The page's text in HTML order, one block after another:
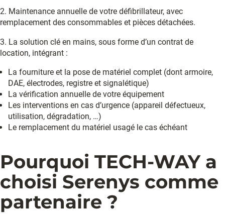
2. Maintenance annuelle de votre défibrillateur, avec
remplacement des consommables et pièces détachées.
3. La solution clé en mains, sous forme d’un contrat de
location, intégrant :
La fourniture et la pose de matériel complet (dont armoire,
DAE, électrodes, registre et signalétique)
La vérification annuelle de votre équipement
Les interventions en cas d’urgence (appareil défectueux,
utilisation, dégradation, …)
Le remplacement du matériel usagé le cas échéant
Pourquoi TECH-WAY a
choisi Serenys comme
partenaire ?